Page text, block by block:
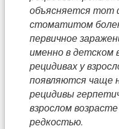
объясняется тот
стоматитом
первичное
именно в детском
рецидивах у
появляются чаще
рецидивы
взрослом
редкостью.